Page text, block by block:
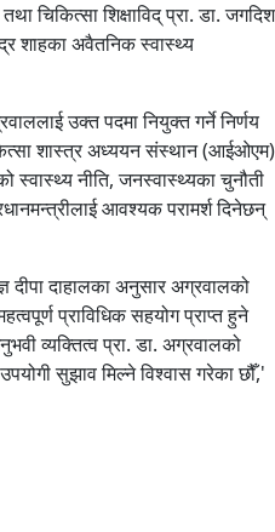
चिकित्सा शिक्षाविद् प्रा. डा. जगदिश
शाहका अवैतनिक स्वास्थ्य
उक्त पदमा नियुक्त गर्ने निर्णय
शास्त्र अध्ययन संस्थान (आईओएम)
नीति, जनस्वास्थ्यका चुनौती
आवश्यक परामर्श दिनेछन्
दीपा दाहालका अनुसार अग्रवालको
प्राविधिक सहयोग प्राप्त हुने
व्यक्तित्व प्रा. डा. अग्रवालको
सुझाव मिल्ने विश्वास गरेका छौँ,'